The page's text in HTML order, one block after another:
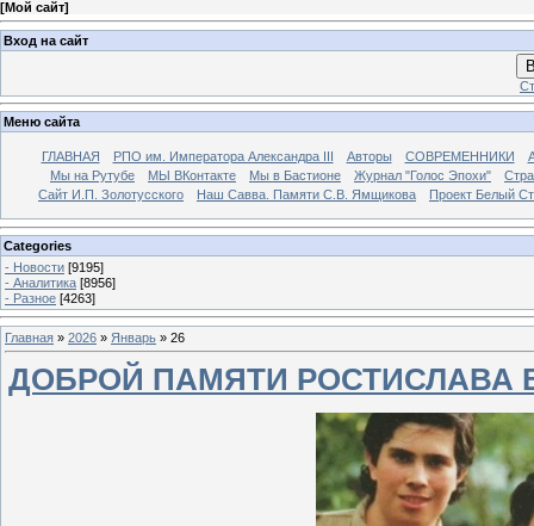
[Мой сайт]
Вход на сайт
Меню сайта
ГЛАВНАЯ РПО им. Императора Александра III Авторы СОВРЕМЕННИКИ
Мы на Рутубе
МЫ ВКонтакте Мы в Бастионе Журнал "Голос Эпохи"
Сайт И.П. Золотусского
Наш Савва. Памяти С.В. Ямщикова Проект Белый
Categories
- Новости [9195]
- Аналитика [8956]
- Разное [4263]
Главная » 2026 » Январь » 26
ДОБРОЙ ПАМЯТИ